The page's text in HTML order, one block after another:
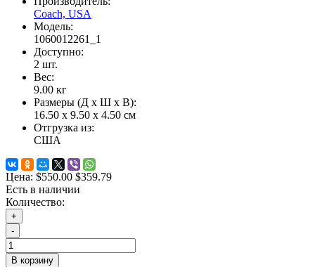
Coach, USA
Модель:
1060012261_1
Доступно:
2 шт.
Вес:
9.00 кг
Размеры (Д x Ш x В):
16.50 x 9.50 x 4.50 см
Отгрузка из:
США
Цена: $550.00 $359.79
Есть в наличии
Количество:
+
-
В корзину